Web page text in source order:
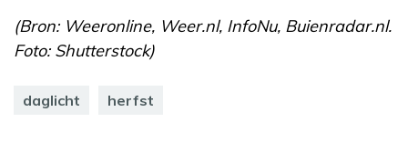
(Bron: Weeronline, Weer.nl, InfoNu, Buienradar.nl.
Foto: Shutterstock)
daglicht herfst